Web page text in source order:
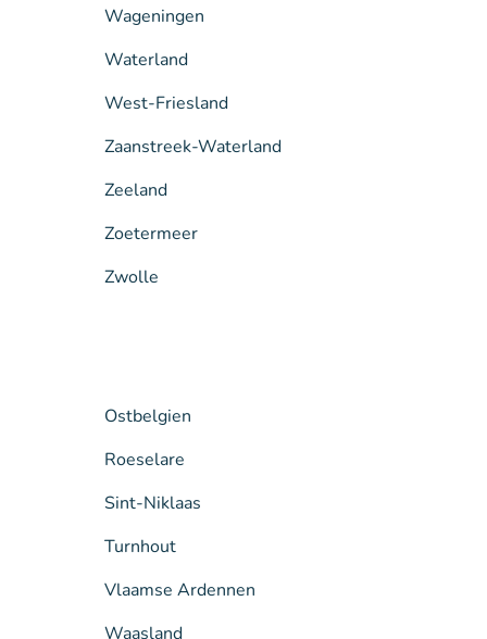
Wageningen
Waterland
West-Friesland
Zaanstreek-Waterland
Zeeland
Zoetermeer
Zwolle
Ostbelgien
Roeselare
Sint-Niklaas
Turnhout
Vlaamse Ardennen
Waasland